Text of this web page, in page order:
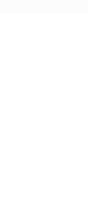
260 lab questions